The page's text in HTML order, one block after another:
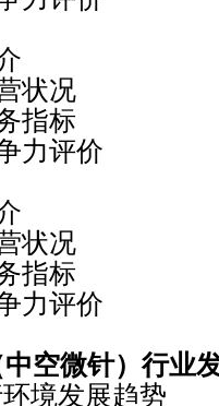
况
标
评价
况
标
评价
空微针）行业
境发展趋势